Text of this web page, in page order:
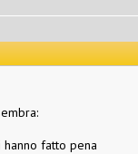
fatto pena